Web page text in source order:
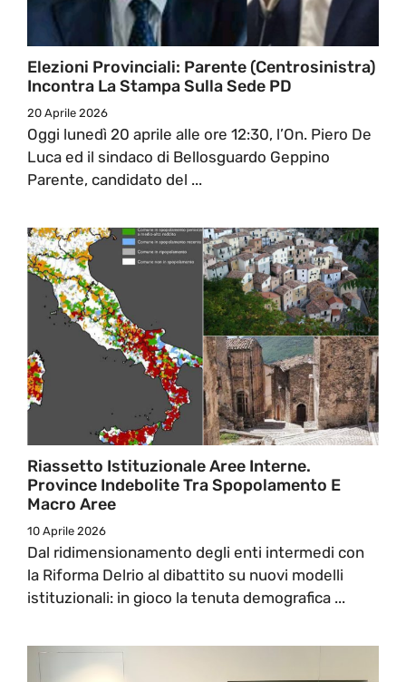
Elezioni Provinciali: Parente (Centrosinistra)
Incontra La Stampa Sulla Sede PD
20 Aprile 2026
Oggi lunedì 20 aprile alle ore 12:30, l’On. Piero De
Luca ed il sindaco di Bellosguardo Geppino
Parente, candidato del ...
Riassetto Istituzionale Aree Interne.
Province Indebolite Tra Spopolamento E
Macro Aree
10 Aprile 2026
Dal ridimensionamento degli enti intermedi con
la Riforma Delrio al dibattito su nuovi modelli
istituzionali: in gioco la tenuta demografica ...